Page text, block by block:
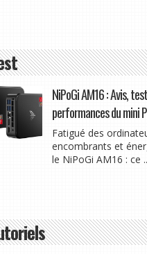
NiPoGi AM16 : Avis,
performances du mini
Fatigué des
encombrants et
le NiPoGi AM16 : ce